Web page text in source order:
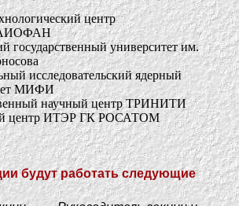
центр
государственный университет им.
исследовательский ядерный
МИФИ
научный центр ТРИНИТИ
центр ИТЭР ГК РОСАТОМ
будут работать следующие